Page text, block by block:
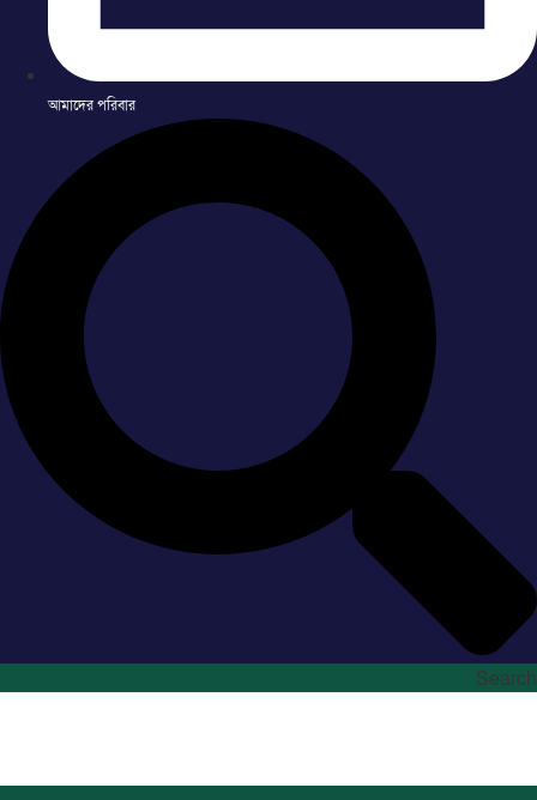
আমাদের পরিবার
Search